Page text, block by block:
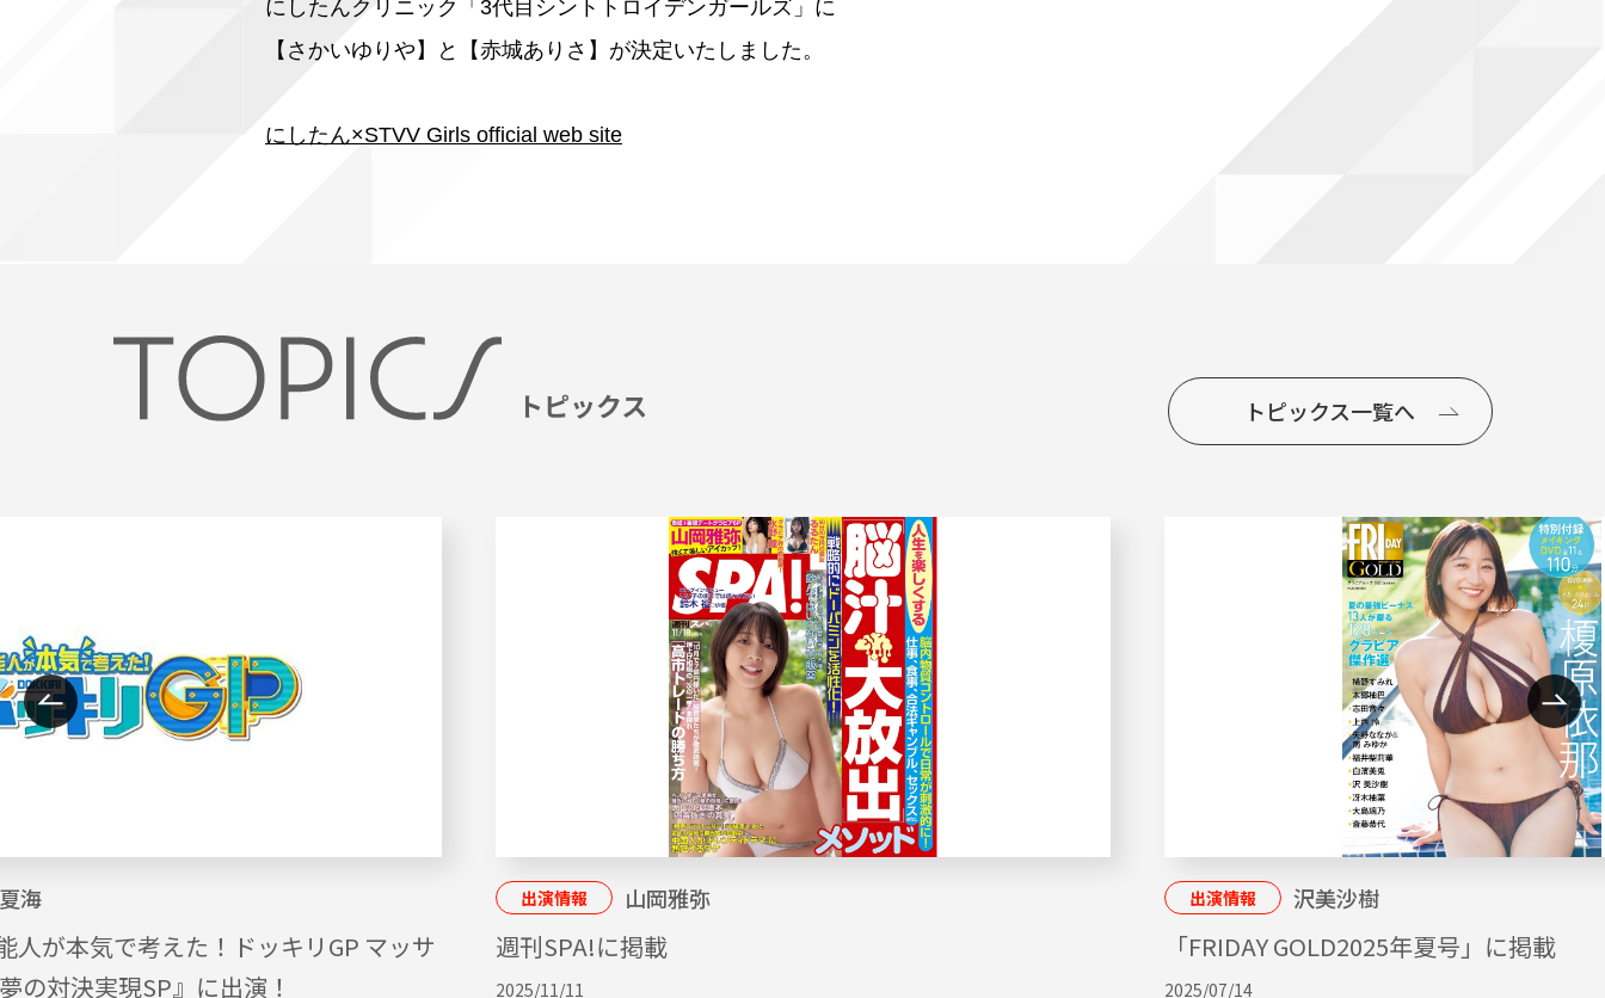
にしたんクリニック「3代目シントトロイデンガールズ」に
【さかいゆりや】と【赤城ありさ】が決定いたしました。
にしたん×STVV Girls official web site
トピックス一覧へ
海
人が本気で考えた！ドッキリGP マッサ
の対決実現SP』に出演！
出演情報 山岡雅弥
週刊SPA!に掲載
2025/11/11
出演情報 沢美沙樹
「FRIDAY GOLD2025年夏号」に掲載
2025/07/14